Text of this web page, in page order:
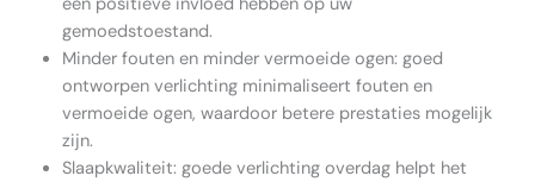
gemoedstoestand.
Minder fouten en minder vermoeide ogen: goed
ontworpen verlichting minimaliseert fouten en
vermoeide ogen, waardoor betere prestaties mogelijk
zijn.
Slaapkwaliteit: goede verlichting overdag helpt het